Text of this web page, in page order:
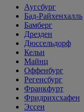
Аугсбург
Бад-Райхенхалль
Бамберг
Дрезден
Дюссельдорф
Кельн
Майнц
Оффенбург
Регенсбург
Франкфурт
Фридрихсхафен
Эссен